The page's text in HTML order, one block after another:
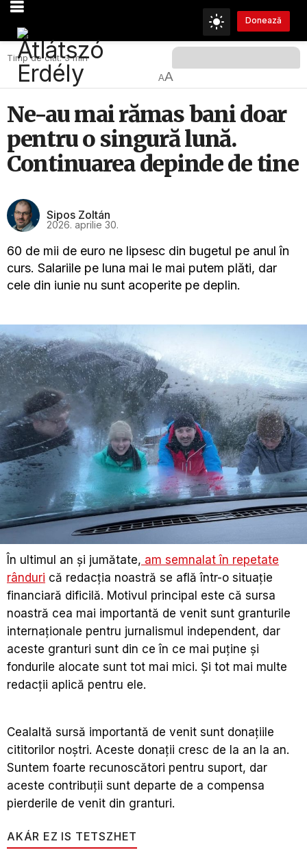
Donează
Timp de citit: 3 min
AA
Ne-au mai rămas bani doar
pentru o singură lună.
Continuarea depinde de tine
Sipos Zoltán
2026. aprilie 30.
60 de mii de euro ne lipsesc din bugetul pe anul în
curs. Salariile pe luna mai le mai putem plăti, dar
cele din iunie nu sunt acoperite pe deplin.
În ultimul an și jumătate, am semnalat în repetate
rânduri că redacția noastră se află într-o situație
financiară dificilă. Motivul principal este că sursa
noastră cea mai importantă de venit sunt granturile
internaționale pentru jurnalismul independent, dar
aceste granturi sunt din ce în ce mai puține și
fondurile alocate sunt tot mai mici. Și tot mai multe
redacții aplică pentru ele.
Cealaltă sursă importantă de venit sunt donațiile
cititorilor noștri. Aceste donații cresc de la an la an.
Suntem foarte recunoscători pentru suport, dar
aceste contribuții sunt departe de a compensa
pierderile de venit din granturi.
AKÁR EZ IS TETSZHET